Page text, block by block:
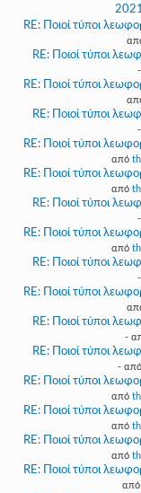
RE: Ποιοί τύποι
RE: Ποιοί τύποι
RE: Ποιοί τύποι
RE: Ποιοί τύποι
RE: Ποιοί τύποι
από
RE: Ποιοί τύποι
από
RE: Ποιοί τύποι
RE: Ποιοί τύποι
από
RE: Ποιοί τύποι
RE: Ποιοί τύποι
RE: Ποιοί τύποι
-
RE: Ποιοί τύποι
- από
RE: Ποιοί τύποι
από
RE: Ποιοί τύποι
από
RE: Ποιοί τύποι
από
RE: Ποιοί τύποι
από